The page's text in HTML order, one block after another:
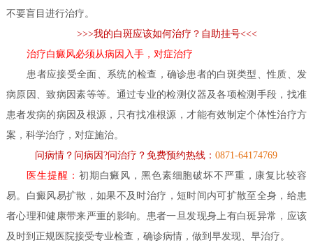
不要盲目进行治疗。
>>>我的白斑应该如何治疗？自助挂号<<<
治疗白癜风必须从病因入手，对症治疗
患者应接受全面、系统的检查，确诊患者的白斑类型、性质、发
病原因、致病因素等等。通过专业的检测仪器及各项检测手段，找准
患者发病的病因及根源，只有找准根源，才能有效制定个体性治疗方
案，科学治疗，对症施治。
问病情？问病因?问治疗？免费预约热线：0871-64174769
医生提醒： 初期白癜风，黑色素细胞破坏不严重，康复比较容
易。 白癜风易扩散，如果不及时治疗，短时间内可扩散至全身，给患
者心理和健康带来严重的影响。患者一旦发现身上有白斑异常，应该
及时到正规医院接受专业检查，确诊病情，做到早发现、早治疗。